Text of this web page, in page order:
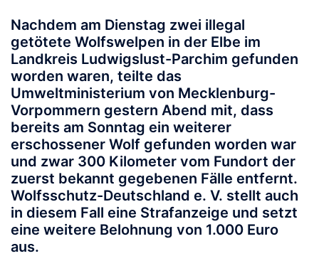
Nachdem am Dienstag zwei illegal
getötete Wolfswelpen in der Elbe im
Landkreis Ludwigslust-Parchim gefunden
worden waren, teilte das
Umweltministerium von Mecklenburg-
Vorpommern gestern Abend mit, dass
bereits am Sonntag ein weiterer
erschossener Wolf gefunden worden war
und zwar 300 Kilometer vom Fundort der
zuerst bekannt gegebenen Fälle entfernt.
Wolfsschutz-Deutschland e. V. stellt auch
in diesem Fall eine Strafanzeige und setzt
eine weitere Belohnung von 1.000 Euro
aus.